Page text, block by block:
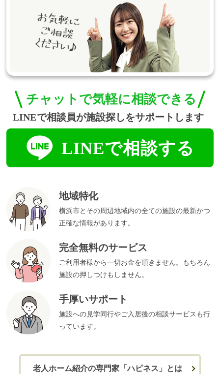
地域特化
横浜市とその周辺地域内の全ての施設の最新かつ
正確な情報があります。
完全無料のサービス
ご利用者様から一切お金を頂きません。もちろん
施設の押しつけもしません。
手厚いサポート
施設への見学同行やご入居後の相談サービスも行
っています。
老人ホーム紹介の専門家「ハピネス」とは